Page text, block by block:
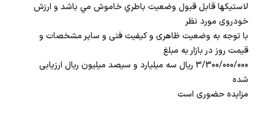
لاستیکها قابل قبول وضعیت باطري خاموش مي باشد و ارزش
خودروی مورد نظر
با توجه به وضعیت ظاهری و کیفیت فنی و سایر مشخصات و
قیمت روز در بازار به مبلغ
3/300/000/000 ریال سه میلیارد و سیصد میلیون ریال ارزیابی
شده
مزایده حضوری است